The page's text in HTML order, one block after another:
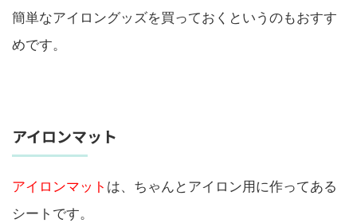
簡単なアイロングッズを買っておくというのもおすす
めです。
アイロンマット
アイロンマット は、ちゃんとアイロン用に作ってある
シートです。